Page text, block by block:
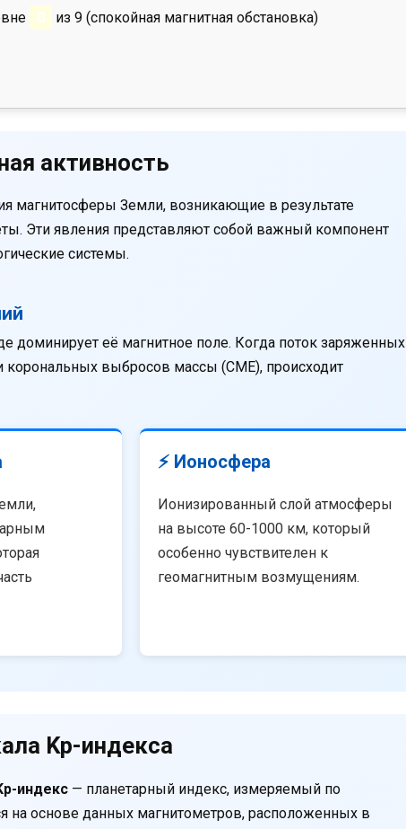
0 из 9 (спокойная магнитная обстановка)
активность
магнитосферы Земли, возникающие в результате
Эти явления представляют собой важный компонент
системы.
доминирует её магнитное поле. Когда поток заряженных
корональных выбросов массы (CME), происходит
⚡ Ионосфера
Ионизированный слой атмосферы
на высоте 60-1000 км, который
особенно чувствителен к
геомагнитным возмущениям.
Kp-индекса
индекс — планетарный индекс, измеряемый по
на основе данных магнитометров, расположенных в